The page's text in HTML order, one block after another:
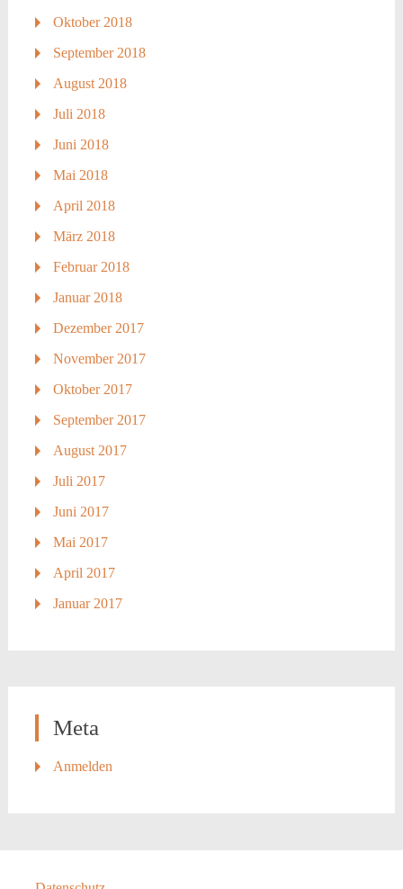
Oktober 2018
September 2018
August 2018
Juli 2018
Juni 2018
Mai 2018
April 2018
März 2018
Februar 2018
Januar 2018
Dezember 2017
November 2017
Oktober 2017
September 2017
August 2017
Juli 2017
Juni 2017
Mai 2017
April 2017
Januar 2017
Meta
Anmelden